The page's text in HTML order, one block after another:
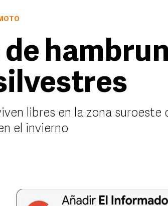
libres en la zona suroeste
el invierno